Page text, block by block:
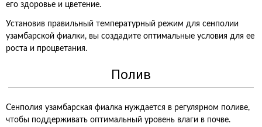
его здоровье и цветение.
Установив правильный температурный режим для сенполии
узамбарской фиалки, вы создадите оптимальные условия для ее
роста и процветания.
Полив
Сенполия узамбарская фиалка нуждается в регулярном поливе,
чтобы поддерживать оптимальный уровень влаги в почве.